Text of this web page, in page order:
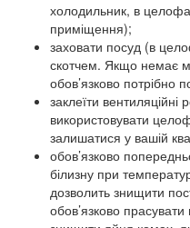
холодильник, в
приміщення);
заховати посуд (в
скотчем. Якщо немає
обов’язково потрібно
заклеїти
використовувати
залишатися у вашій
обов’язково
білизну при
дозволить знищити
обов’язково